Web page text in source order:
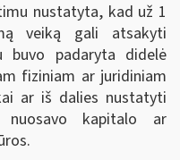
nustatyta, kad už 1
veiką gali atsakyti
padaryta didelė
fiziniam ar juridiniam
ar iš dalies nustatyti
kapitalo ar